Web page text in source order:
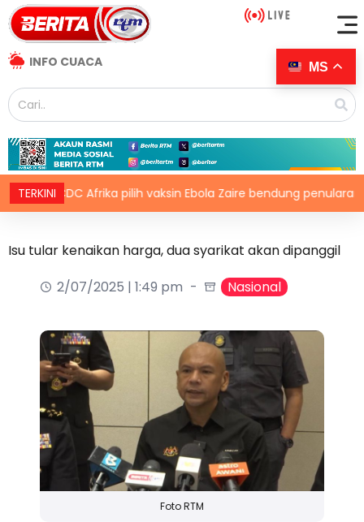
INFO CUACA
TERKINI
CDC Afrika pilih vaksin Ebola Zaire bendung penularan wabak
Isu tular kenaikan harga, dua syarikat akan dipanggil
2/07/2025 | 1:49 pm
Nasional
Foto RTM
MS